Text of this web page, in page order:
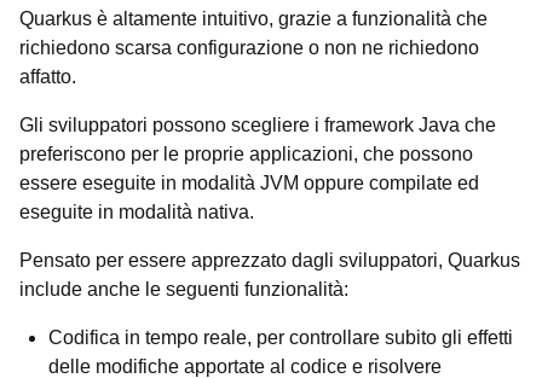
Quarkus è altamente intuitivo, grazie a funzionalità che
richiedono scarsa configurazione o non ne richiedono
affatto.
Gli sviluppatori possono scegliere i framework Java che
preferiscono per le proprie applicazioni, che possono
essere eseguite in modalità JVM oppure compilate ed
eseguite in modalità nativa.
Pensato per essere apprezzato dagli sviluppatori, Quarkus
include anche le seguenti funzionalità:
Codifica in tempo reale, per controllare subito gli effetti
delle modifiche apportate al codice e risolvere